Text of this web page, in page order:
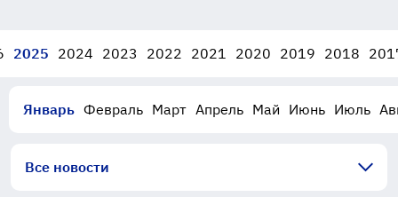
2025 2024 2023 2022 2021 2020 2019 2018
Январь Февраль Март Апрель Май Июнь Июль
Все новости